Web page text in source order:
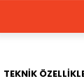
TEKNİK